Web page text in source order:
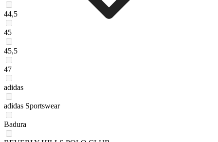
44,5
45
45,5
47
adidas
adidas Sportswear
Badura